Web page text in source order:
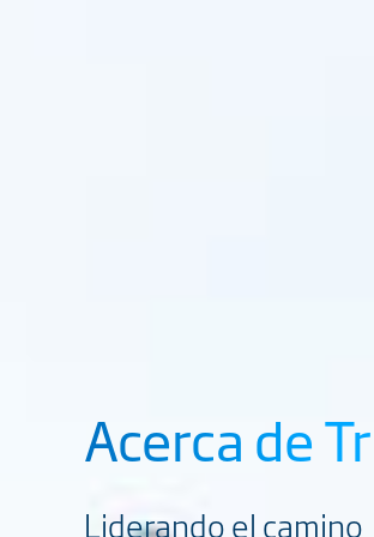
Acerca de
Liderando el camino